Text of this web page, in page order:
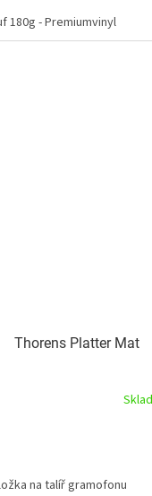
180g - Premiumvinyl
Thorens Platter Mat
na talíř gramofonu